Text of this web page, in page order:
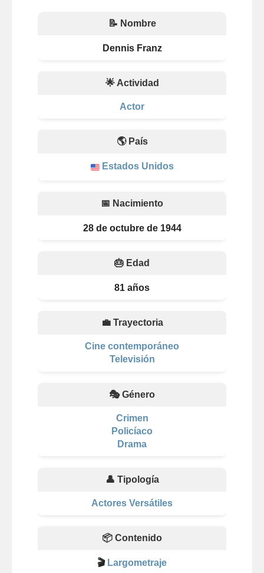
📝 Nombre
Dennis Franz
🌟 Actividad
Actor
🌎 País
Estados Unidos
📅 Nacimiento
28 de octubre de 1944
🎂 Edad
81 años
💼 Trayectoria
Cine contemporáneo
Televisión
🎭 Género
Crimen
Policíaco
Drama
👤 Tipología
Actores Versátiles
📦 Contenido
🎬 Largometraje